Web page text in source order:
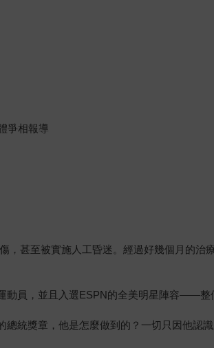
爭相報導
，甚至被實施人工昏迷。經過好幾個月的
動員，並且入選ESPN的全美明星陣容——整
統獎章，他是怎麼做到的？一切只因他認